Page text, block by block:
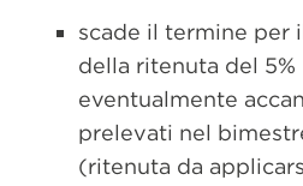
scade il termine per
della ritenuta del
eventualmente
prelevati nel
(ritenuta da